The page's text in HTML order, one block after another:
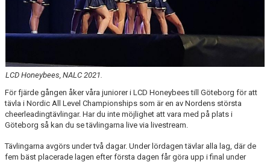
LCD Honeybees, NALC 2021.
För fjärde gången åker våra juniorer i LCD Honeybees till Göteborg för att
tävla i Nordic All Level Championships som är en av Nordens största
cheerleadingtävlingar. Har du inte möjlighet att vara med på plats i
Göteborg så kan du se tävlingarna live via livestream.
Tävlingarna avgörs under två dagar. Under lördagen tävlar alla lag, där de
fem bäst placerade lagen efter första dagen får göra upp i final under